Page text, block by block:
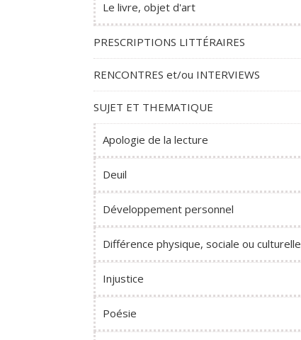
Le livre, objet d'art
PRESCRIPTIONS LITTÉRAIRES
RENCONTRES et/ou INTERVIEWS
SUJET ET THEMATIQUE
Apologie de la lecture
Deuil
Développement personnel
Différence physique, sociale ou culturelle
Injustice
Poésie